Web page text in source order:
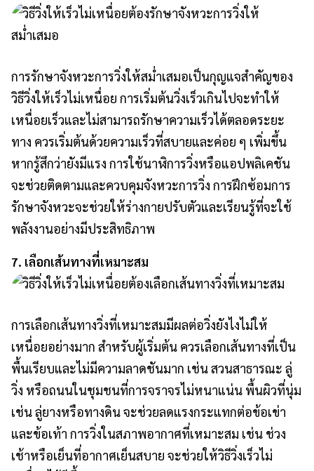
การรักษาจังหวะการวิ่งให้สม่ำเสมอเป็นกุญแจสำคัญของ
วิธีวิ่งให้เร็วไม่เหนื่อย การเริ่มต้นวิ่งเร็วเกินไปจะทำให้
เหนื่อยเร็วและไม่สามารถรักษาความเร็วได้ตลอดระยะ
ทาง ควรเริ่มต้นด้วยความเร็วที่สบายและค่อย ๆ เพิ่มขึ้น
หากรู้สึกว่ายังมีแรง การใช้นาฬิการวิ่งหรือแอปพลิเคชัน
จะช่วยติดตามและควบคุมจังหวะการวิ่ง การฝึกซ้อมการ
รักษาจังหวะจะช่วยให้ร่างกายปรับตัวและเรียนรู้ที่จะใช้
พลังงานอย่างมีประสิทธิภาพ
7. เลือกเส้นทางที่เหมาะสม
การเลือกเส้นทางวิ่งที่เหมาะสมมีผลต่อวิ่งยังไงไม่ให้
เหนื่อยอย่างมาก สำหรับผู้เริ่มต้น ควรเลือกเส้นทางที่เป็น
พื้นเรียบและไม่มีความลาดชันมาก เช่น สวนสาธารณะ ลู่
วิ่ง หรือถนนในชุมชนที่การจราจรไม่หนาแน่น พื้นผิวที่นุ่ม
เช่น ลู่ยางหรือทางดิน จะช่วยลดแรงกระแทกต่อข้อเข่า
และข้อเท้า การวิ่งในสภาพอากาศที่เหมาะสม เช่น ช่วง
เช้าหรือเย็นที่อากาศเย็นสบาย จะช่วยให้วิธีวิ่งเร็วไม่